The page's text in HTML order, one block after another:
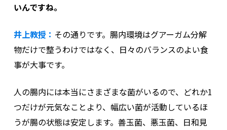
いんですね。
井上教授： その通りです。腸内環境はグアーガム分解
物だけで整うわけではなく、日々のバランスのよい食
事が大事です。
人の腸内には本当にさまざまな菌がいるので、どれか1
つだけが元気なことより、幅広い菌が活動しているほ
うが腸の状態は安定します。善玉菌、悪玉菌、日和見